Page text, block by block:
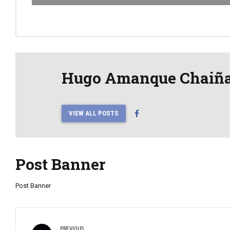
Hugo Amanque
VIEW ALL POSTS
Post Banner
Post Banner
PREVIOUS